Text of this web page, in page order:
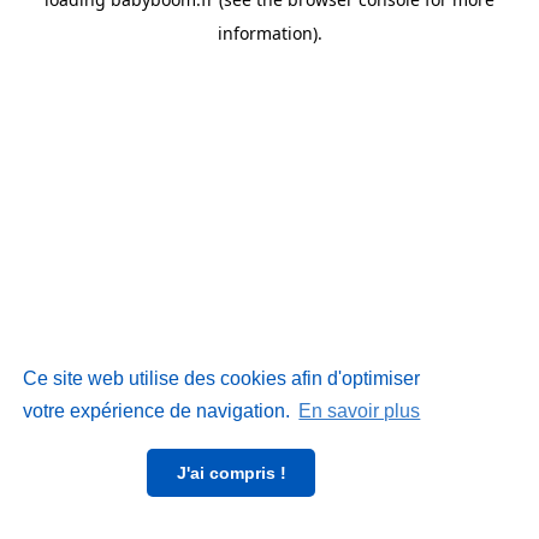
Ce site web utilise des cookies afin d'optimiser
votre expérience de navigation. En savoir plus
J'ai compris !
information).